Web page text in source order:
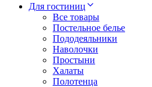
Для гостиниц
Все товары
Постельное белье
Пододеяльники
Наволочки
Простыни
Халаты
Полотенца